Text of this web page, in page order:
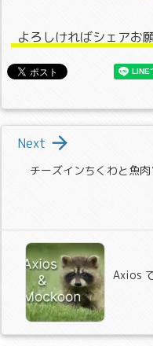
よろしければシェアお
チーズインちくわと魚

Next
Axios